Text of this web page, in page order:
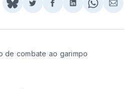
Share
BlueSky
Compartilhar
Twitter
Compartilhar
Facebook
Compartilhar
LinkedIn
Share
WhatsApp
Email
de combate ao garimpo